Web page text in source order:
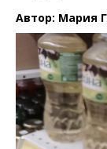
Автор: Мария